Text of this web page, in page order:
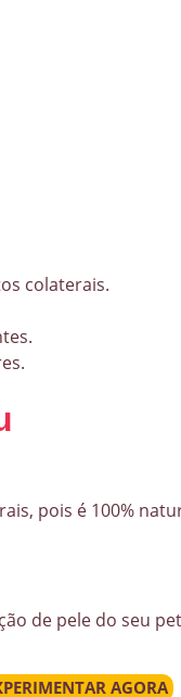
colaterais.
pois é 100%
de pele do seu
AGORA